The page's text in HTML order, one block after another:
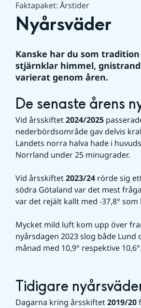
Faktapaket: Årstider
Nyårsväder
Kanske har du som
stjärnklar himmel,
varierat genom åren.
De senaste årens
Vid årsskiftet 2024/2025
nederbördsområde gav delvis
Landets norra halva hade i
Norrland under 25 minugrader.
Vid årsskiftet 2023/24 rörde sig
södra Götaland var det mest
var det rejält kallt med -37,8°
Mycket mild luft kom upp över
nyårsdagen 2023 slog både
månad med 10,9° respektive 10,6°.
Tidigare
Dagarna kring årsskiftet 2019/20